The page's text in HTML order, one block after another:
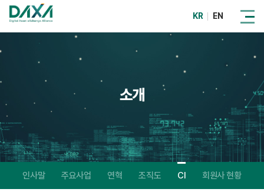
KR EN
소개
인사말 주요사업 연혁 조직도 CI 회원사 현황